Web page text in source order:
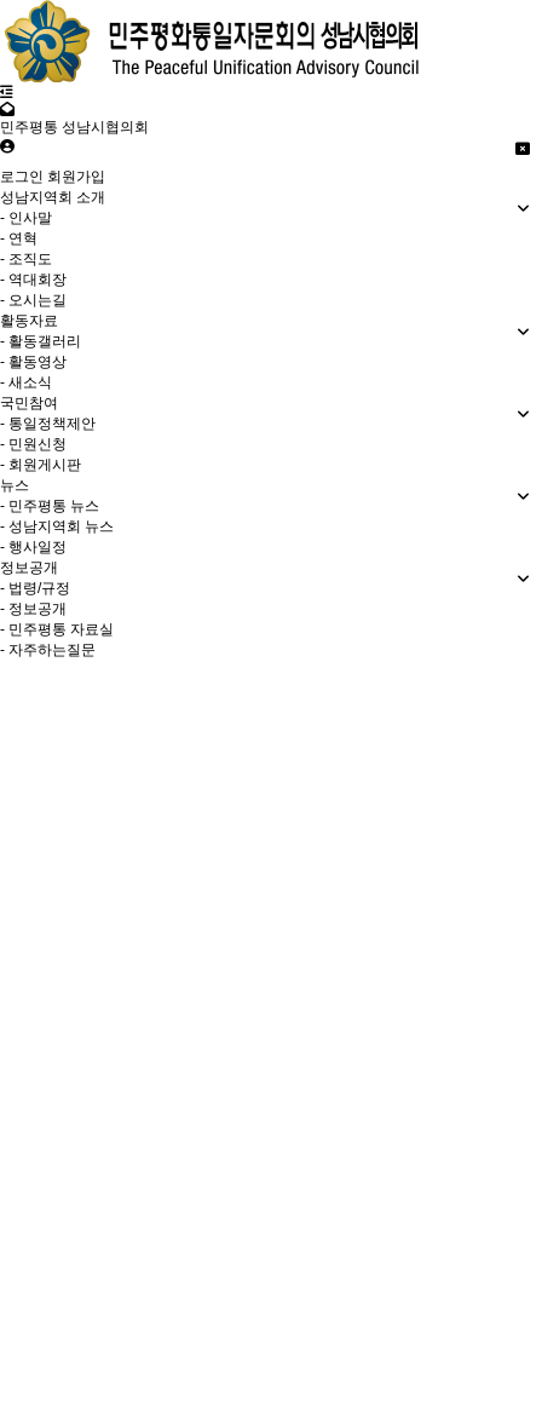
민주평통 성남시협의회
로그인 회원가입
성남지역회 소개
- 인사말
- 연혁
- 조직도
- 역대회장
- 오시는길
활동자료
- 활동갤러리
- 활동영상
- 새소식
국민참여
- 통일정책제안
- 민원신청
- 회원게시판
뉴스
- 민주평통 뉴스
- 성남지역회 뉴스
- 행사일정
정보공개
- 법령/규정
- 정보공개
- 민주평통 자료실
- 자주하는질문